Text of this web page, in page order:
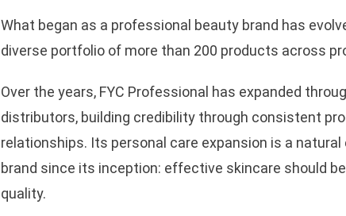
What began as a professional beauty brand has
diverse portfolio of more than 200 products across
Over the years, FYC Professional has expanded
distributors, building credibility through consistent
relationships. Its personal care expansion is a
brand since its inception: effective skincare should
quality.